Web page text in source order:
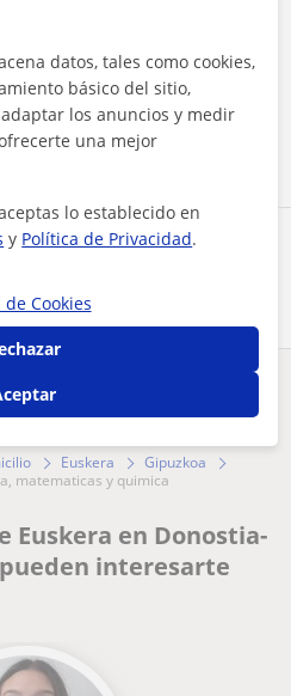
aviso legaly deprivacidad
ahora
perfil?
Euskera
Gipuzkoa
matematicas y quimica
Euskera en Donostia-
interesarte
datos, tales como cookies,
básico del sitio,
los anuncios y medir
una mejor
lo establecido en
y Política de Privacidad.
de Cookies